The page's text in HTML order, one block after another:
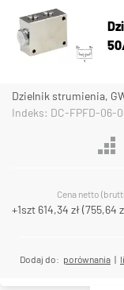
Dzielnik strumienia,
Indeks: DC-FPFD-06-
Cena netto
+1szt 614,34 zł(755,64
Dodaj do: porównania |